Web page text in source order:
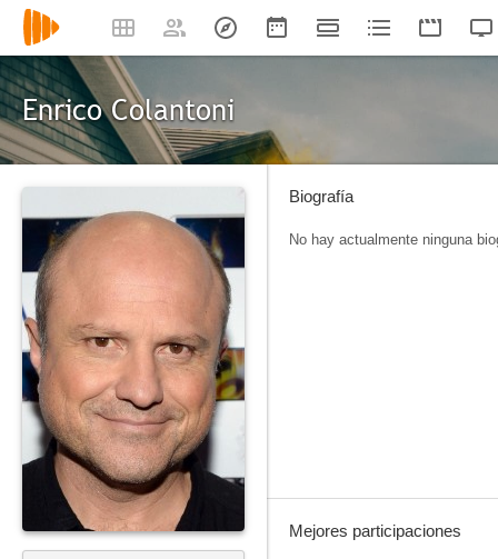
Enrico Colantoni
Biografía
No hay actualmente ninguna
Mejores participaciones